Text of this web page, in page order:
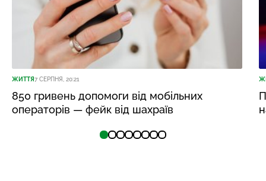
ЖИТТЯ7 СЕРПНЯ, 20:21
850 гривень допомоги від мобільних
операторів — фейк від шахраїв